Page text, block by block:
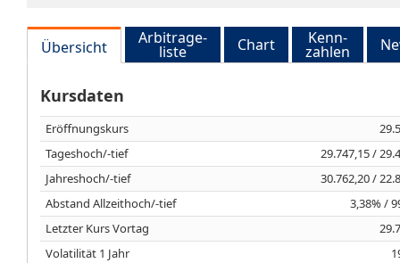
Übersicht Arbitrage-
liste Chart Kenn-
zahlen
Kursdaten
Eröffnungskurs
Tageshoch/-tief
29.747,15 /
Jahreshoch/-tief
30.762,20 /
Abstand Allzeithoch/-tief
3,38% /
Letzter Kurs Vortag
Volatilität 1 Jahr